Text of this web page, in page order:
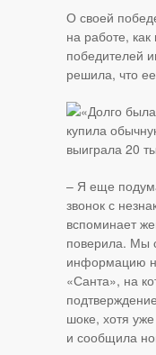
О своей
на работе,
победителей
решила, что
– Я еще
звонок с
вспоминает
поверила. Мы
информацию
«Санта», на
шоке, хотя
и сообщила